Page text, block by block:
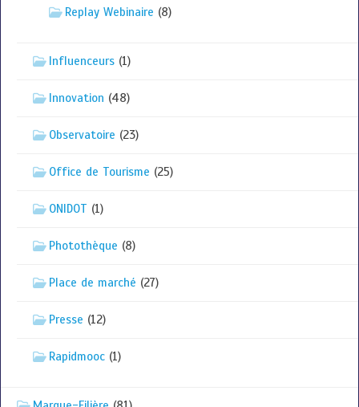
Replay Webinaire (8)
Influenceurs (1)
Innovation (48)
Observatoire (23)
Office de Tourisme (25)
ONIDOT (1)
Photothèque (8)
Place de marché (27)
Presse (12)
Rapidmooc (1)